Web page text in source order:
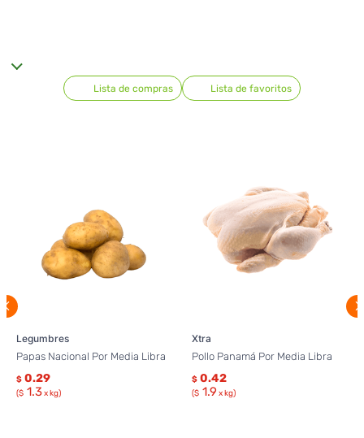
Lista de compras Lista de favoritos
Legumbres
Papas Nacional Por Media Libra
$ 0.29
($ 1.3x kg)
Xtra
Pollo Panamá Por Media Libra
$ 0.42
($ 1.9 x kg)